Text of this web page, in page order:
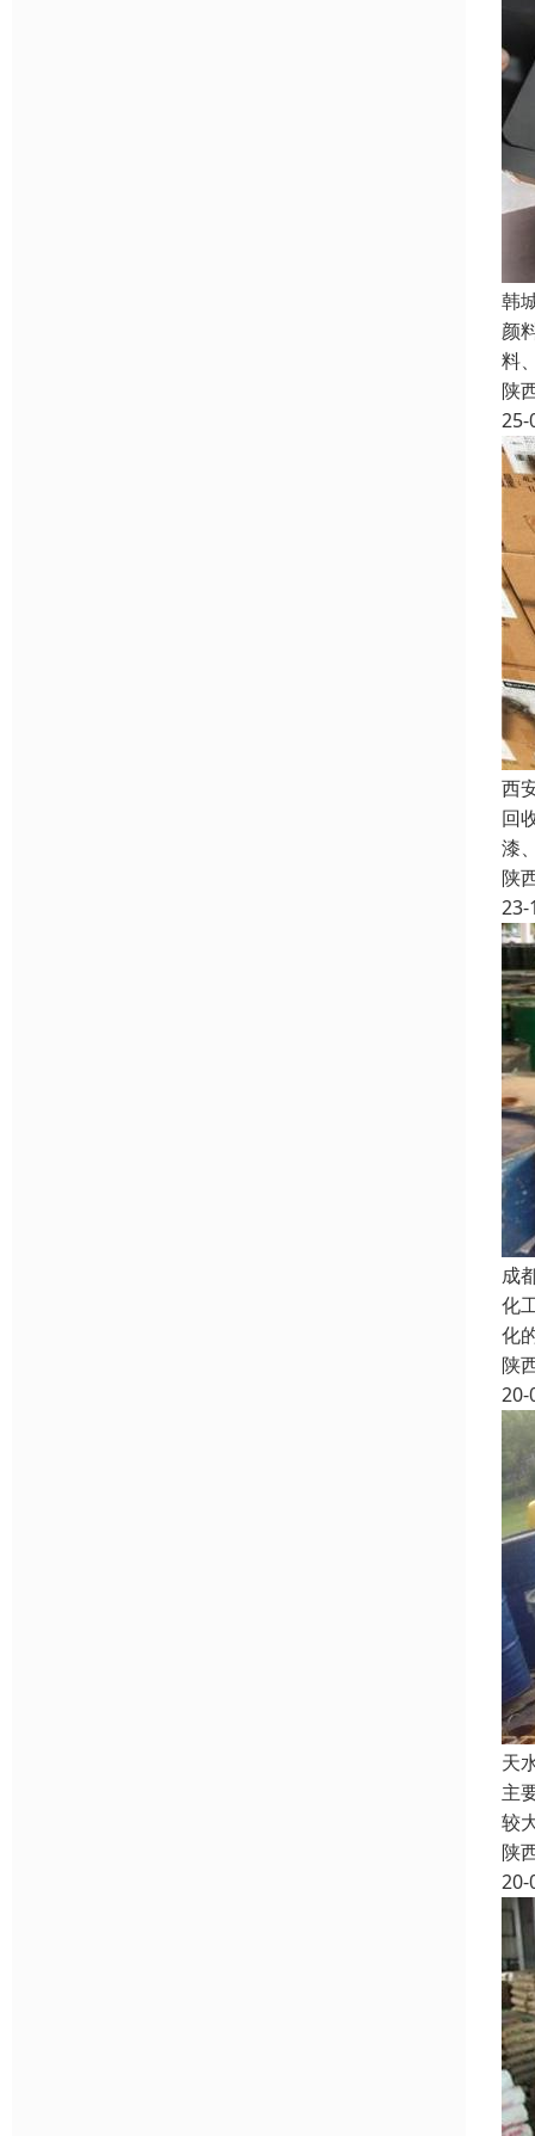
韩
颜
料
陕
25-
西
回
漆
陕
23-
成
化
化
陕
20-
天
主
较
陕
20-